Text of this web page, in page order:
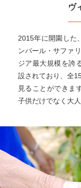
ヴ
2015年に開園した
ンパール・サファ
ジア最大規模を誇
設されており、全
見ることができま
子供だけでなく大人